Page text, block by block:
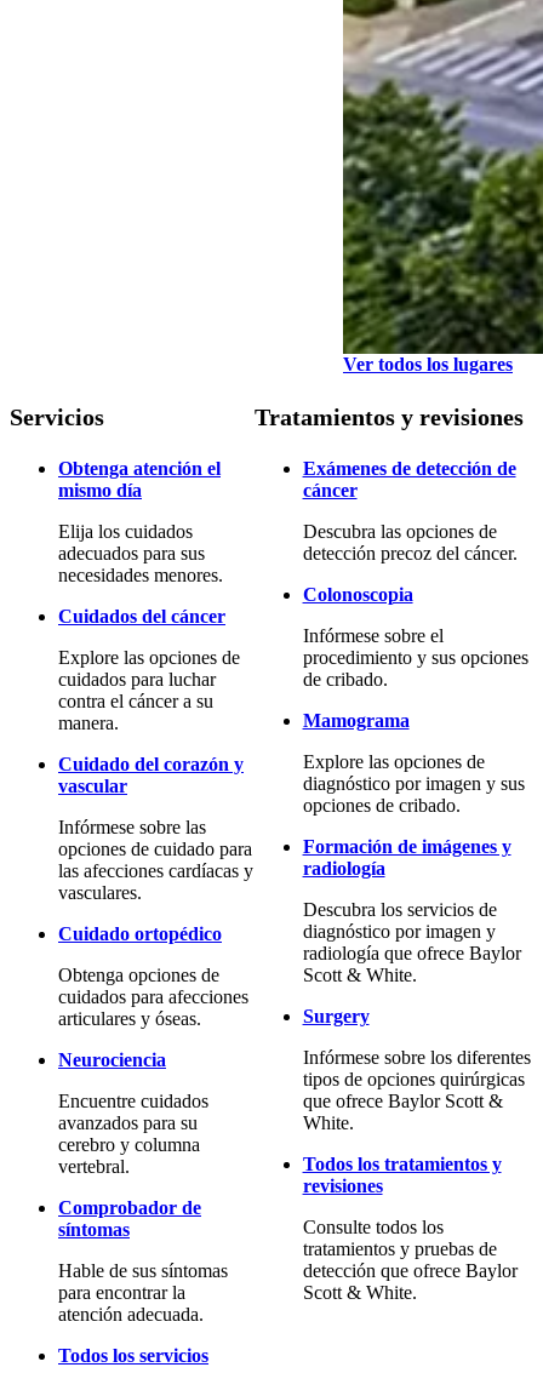
Ver todos los lugares
Servicios
Obtenga atención el
mismo día
Elija los cuidados
adecuados para sus
necesidades menores.
Cuidados del cáncer
Explore las opciones de
cuidados para luchar
contra el cáncer a su
manera.
Cuidado del corazón y
vascular
Infórmese sobre las
opciones de cuidado para
las afecciones cardíacas y
vasculares.
Cuidado ortopédico
Obtenga opciones de
cuidados para afecciones
articulares y óseas.
Neurociencia
Encuentre cuidados
avanzados para su
cerebro y columna
vertebral.
Comprobador de
síntomas
Hable de sus síntomas
para encontrar la
atención adecuada.
Todos los servicios
Tratamientos y revisiones
Exámenes de detección de
cáncer
Descubra las opciones de
detección precoz del cáncer.
Colonoscopia
Infórmese sobre el
procedimiento y sus opciones
de cribado.
Mamograma
Explore las opciones de
diagnóstico por imagen y sus
opciones de cribado.
Formación de imágenes y
radiología
Descubra los servicios de
diagnóstico por imagen y
radiología que ofrece Baylor
Scott & White.
Surgery
Infórmese sobre los diferentes
tipos de opciones quirúrgicas
que ofrece Baylor Scott &
White.
Todos los tratamientos y
revisiones
Consulte todos los
tratamientos y pruebas de
detección que ofrece Baylor
Scott & White.